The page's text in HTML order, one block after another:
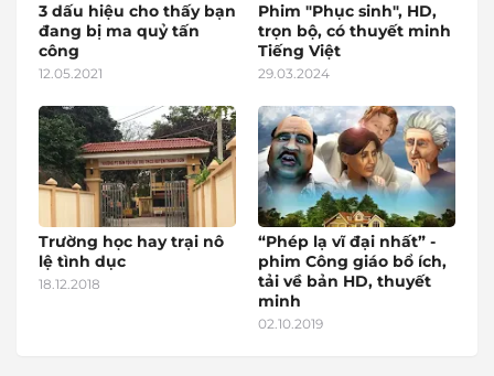
3 dấu hiệu cho thấy bạn
đang bị ma quỷ tấn
công
12.05.2021
Phim "Phục sinh", HD,
trọn bộ, có thuyết minh
Tiếng Việt
29.03.2024
Trường học hay trại nô
lệ tình dục
18.12.2018
“Phép lạ vĩ đại nhất” -
phim Công giáo bổ ích,
tải về bản HD, thuyết
minh
02.10.2019